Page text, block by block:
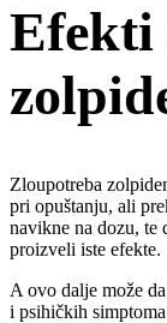
Efekti
Zloupotreba
pri opuštanju, ali
navikne na dozu, te
proizveli iste efekte.
A ovo dalje može
i psihičkih